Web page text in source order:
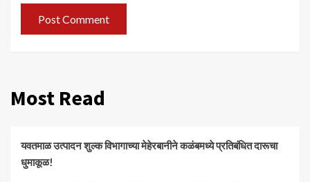
Most Read
यवतमाळ उत्पादन शुल्क विभागाच्या मेहेरबानीने कळंबमध्ये प्रतिबंधित दारूचा
धुमाकूळ!